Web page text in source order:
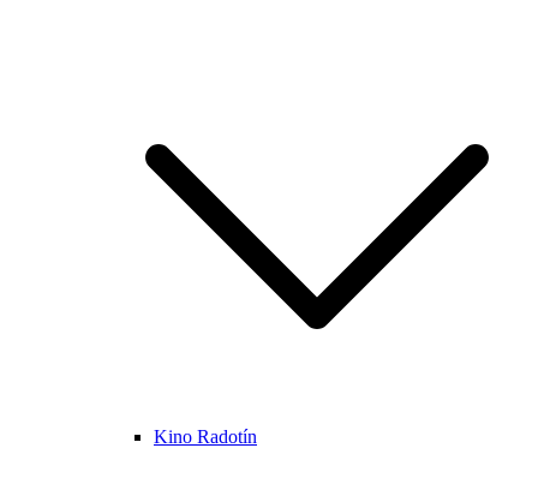
Kino Radotín